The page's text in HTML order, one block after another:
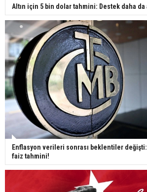
Altın için 5 bin dolar tahmini: Destek daha
Enflasyon verileri sonrası beklentiler
faiz tahmini!